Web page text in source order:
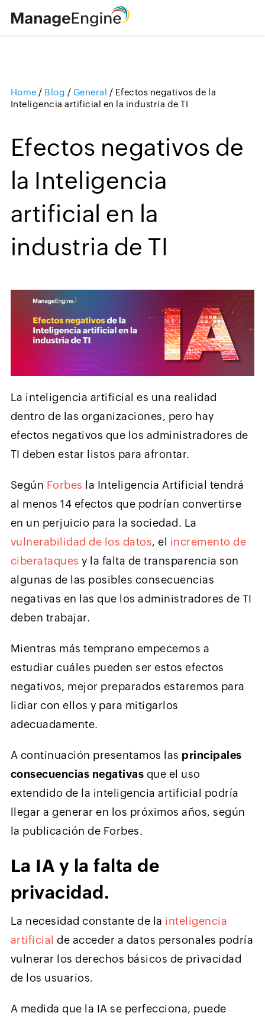
Home / Blog / General / Efectos negativos de la
Inteligencia artificial en la industria de TI
Efectos negativos de
la Inteligencia
artificial en la
industria de TI
La inteligencia artificial es una realidad
dentro de las organizaciones, pero hay
efectos negativos que los administradores de
TI deben estar listos para afrontar.
Según Forbes la Inteligencia Artificial tendrá
al menos 14 efectos que podrían convertirse
en un perjuicio para la sociedad. La
vulnerabilidad de los datos, el incremento de
ciberataques y la falta de transparencia son
algunas de las posibles consecuencias
negativas en las que los administradores de TI
deben trabajar.
Mientras más temprano empecemos a
estudiar cuáles pueden ser estos efectos
negativos, mejor preparados estaremos para
lidiar con ellos y para mitigarlos
adecuadamente.
A continuación presentamos las principales
consecuencias negativas que el uso
extendido de la inteligencia artificial podría
llegar a generar en los próximos años, según
la publicación de Forbes.
La IA y la falta de
privacidad.
La necesidad constante de la inteligencia
artificial de acceder a datos personales podría
vulnerar los derechos básicos de privacidad
de los usuarios.
A medida que la IA se perfecciona, puede
Loading ...